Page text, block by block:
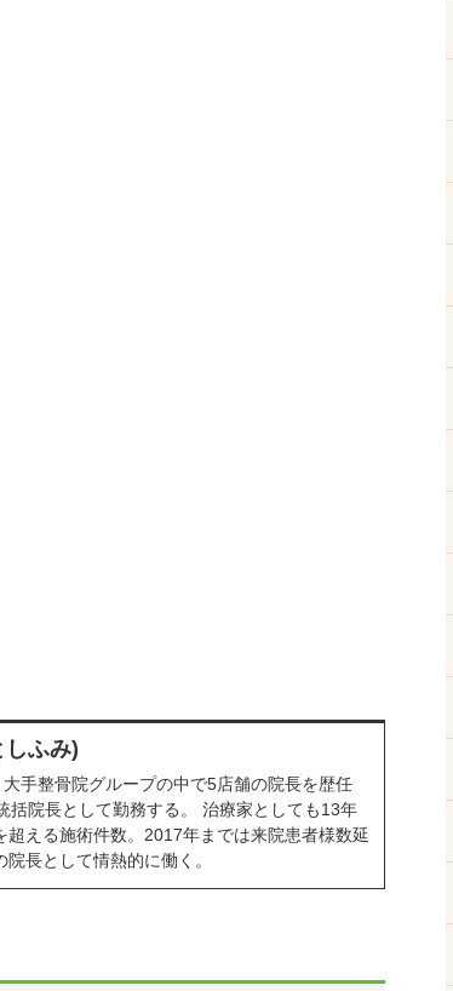
ふみ)
手整骨院グループの中で5店舗の院長を歴任
括院長として勤務する。 治療家としても13年
超える施術件数。2017年までは来院患者様数延
長として情熱的に働く。